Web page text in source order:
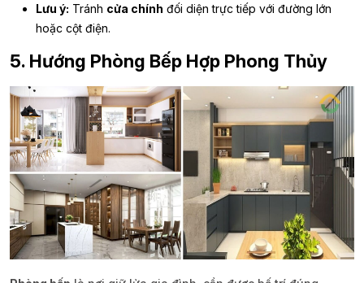
Lưu ý: Tránh cửa chính đối diện trực tiếp với đường lớn
hoặc cột điện.
5. Hướng Phòng Bếp Hợp Phong Thủy